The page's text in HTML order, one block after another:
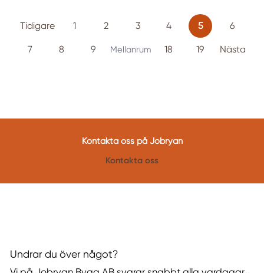
Tidigare 1 2 3 4 5 6
7 8 9 Mellanrum 18 19 Nästa
Kontakta oss på Jobryan
Kontakta oss
Undrar du över något?